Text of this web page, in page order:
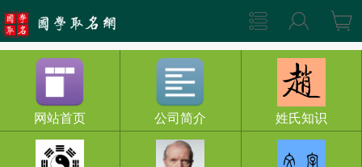
网站首页 公司简介 姓氏知识